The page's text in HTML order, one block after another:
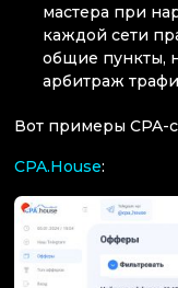
мастера при
каждой сети
общие пункты,
арбитраж
Вот примеры CPA-
CPA.House: